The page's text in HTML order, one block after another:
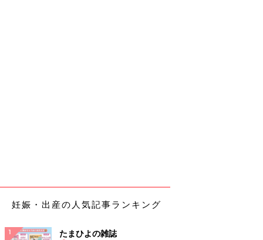
妊娠・出産の人気記事ランキング
たまひよの雑誌